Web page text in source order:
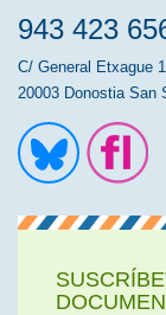
943 423
C/ General Etxague
20003 Donostia San